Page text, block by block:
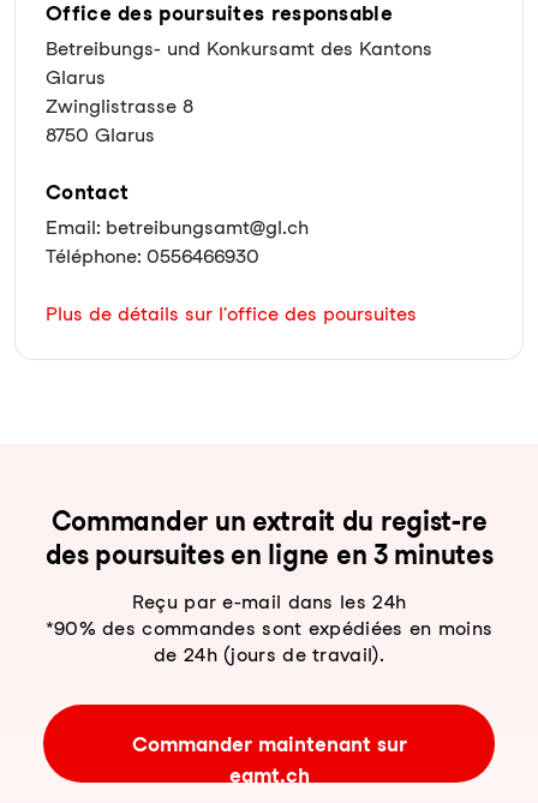
Office des poursuites responsable
Betreibungs- und Konkursamt des Kantons
Glarus
Zwinglistrasse 8
8750 Glarus
Contact
Email: betreibungsamt@gl.ch
Téléphone: 0556466930
Plus de détails sur l'office des poursuites
Com­man­der un ex­trait du re­gist-re
des pour­sui­tes en li­gne en 3 mi­nu­tes
Reçu par e-mail dans les 24h
*90% des commandes sont expédiées en moins
de 24h (jours de travail).
Commander maintenant sur
eamt.ch